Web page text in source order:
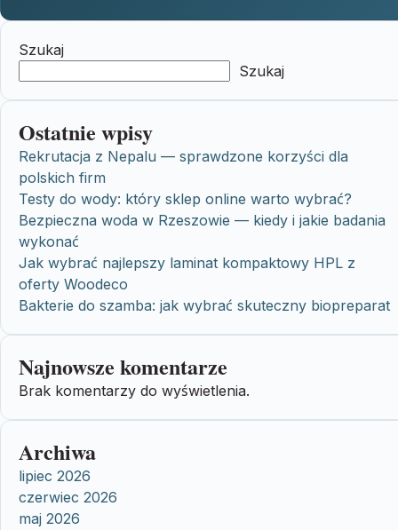
Szukaj
Szukaj
Ostatnie wpisy
Rekrutacja z Nepalu — sprawdzone korzyści dla
polskich firm
Testy do wody: który sklep online warto wybrać?
Bezpieczna woda w Rzeszowie — kiedy i jakie badania
wykonać
Jak wybrać najlepszy laminat kompaktowy HPL z
oferty Woodeco
Bakterie do szamba: jak wybrać skuteczny biopreparat
Najnowsze komentarze
Brak komentarzy do wyświetlenia.
Archiwa
lipiec 2026
czerwiec 2026
maj 2026